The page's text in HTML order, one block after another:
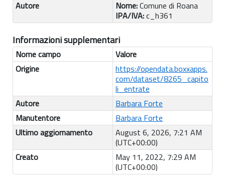
Autore
Nome:Comune di Roana
IPA/IVA:c_h361
Informazioni supplementari
Nome campo
Valore
Origine
https://opendata.boxxapps.
com/dataset/8265_capito
li_entrate
Autore
Barbara Forte
Manutentore
Barbara Forte
Ultimo aggiornamento
August 6, 2026, 7:21 AM
(UTC+00:00)
Creato
May 11, 2022, 7:29 AM
(UTC+00:00)